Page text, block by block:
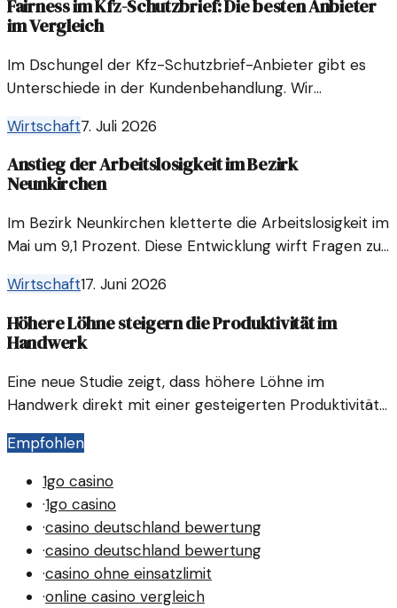
Fairness im Kfz-Schutzbrief: Die besten Anbieter
im Vergleich
Im Dschungel der Kfz-Schutzbrief-Anbieter gibt es
Unterschiede in der Kundenbehandlung. Wir
Kunden sind.
Wirtschaft7. Juli 2026
Anstieg der Arbeitslosigkeit im Bezirk
Neunkirchen
Im Bezirk Neunkirchen kletterte die Arbeitslosigkeit im
Mai um 9,1 Prozent. Diese Entwicklung wirft Fragen zu
Konsequenzen auf.
Wirtschaft17. Juni 2026
Höhere Löhne steigern die Produktivität im
Handwerk
Eine neue Studie zeigt, dass höhere Löhne im
Handwerk direkt mit einer gesteigerten Produktivität
und engagierter.
Empfohlen
1go casino
·1go casino
·casino deutschland bewertung
·casino deutschland bewertung
·casino ohne einsatzlimit
·online casino vergleich